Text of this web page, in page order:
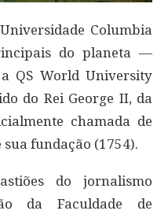
Columbia
do planeta —
QS World University
do Rei George II, da
chamada de
sua fundação (1754).
do jornalismo
da Faculdade de